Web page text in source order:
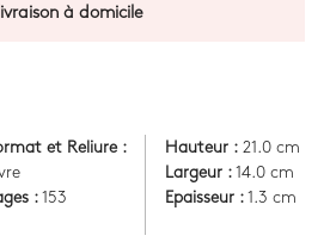
à domicile
et Reliure :
: 153
Hauteur :21.0 cm
Largeur :14.0 cm
Epaisseur :1.3 cm